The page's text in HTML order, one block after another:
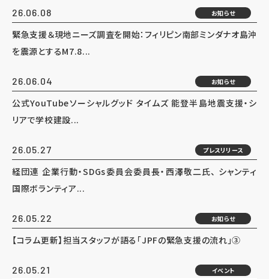
26.06.08 お知らせ
緊急支援＆現地ニーズ調査を開始：フィリピン南部ミンダナオ島沖
を震源とするM7.8...
26.06.04 お知らせ
公式YouTubeソーシャルグッド タイムズ 能登半島地震支援・シ
リアで学校建設...
26.05.27 プレスリリース
経団連 企業行動・SDGs委員会委員長・西澤敬二氏、 シャンティ
国際ボランティア...
26.05.22 お知らせ
【コラム更新】担当スタッフが語る「JPFの緊急支援の流れ」③
26.05.21 イベント